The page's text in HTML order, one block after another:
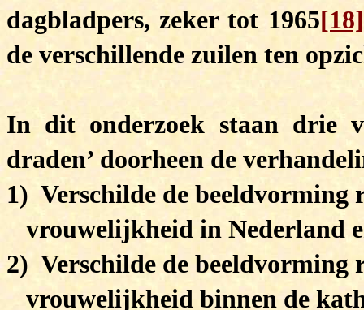
dagbladpers, zeker tot 1965[18]
de verschillende zuilen ten
In dit onderzoek staan drie
draden’ doorheen de
1) Verschilde de beeldvorming
vrouwelijkheid in Nederland
2) Verschilde de
vrouwelijkheid binnen de